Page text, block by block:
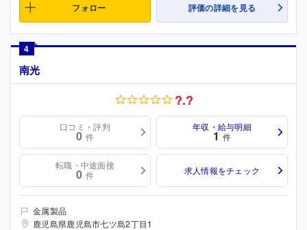
フォロー 評価の詳細を見る
4
南光
?.?
口コミ・評判
0 件
年収・給与明細
1 件
転職・中途面接
0 件 求人情報をチェック
金属製品
鹿児島県鹿児島市七ツ島2丁目1